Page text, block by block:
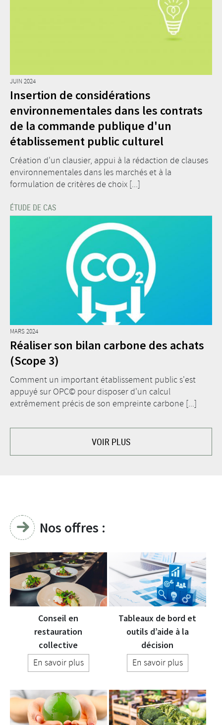
JUIN 2024
Insertion de considérations
environnementales dans les contrats
de la commande publique d'un
établissement public culturel
Création d'un clausier, appui à la rédaction de clauses
environnementales dans les marchés et à la
formulation de critères de choix [...]
ÉTUDE DE CAS
MARS 2024
Réaliser son bilan carbone des achats
(Scope 3)
Comment un important établissement public s'est
appuyé sur OPC© pour disposer d'un calcul
extrêmement précis de son empreinte carbone [...]
VOIR PLUS
Nos offres :
Conseil en
restauration
collective
En savoir plus
Tableaux de bord et
outils d’aide à la
décision
En savoir plus